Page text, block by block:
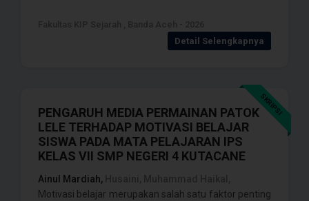
Detail Selengkapnya
SKRIPSI
PENGARUH MEDIA PERMAINAN PATOK
LELE TERHADAP MOTIVASI BELAJAR
SISWA PADA MATA PELAJARAN IPS
KELAS VII SMP NEGERI 4 KUTACANE
Ainul Mardiah,
Motivasi belajar merupakan salah satu faktor penting